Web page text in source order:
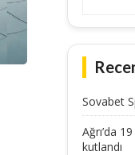
Sovabet
Ağrı’da
kutlandı